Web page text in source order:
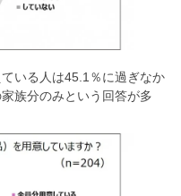
いる人は45.1％に過ぎなか
族分のみという回答が多